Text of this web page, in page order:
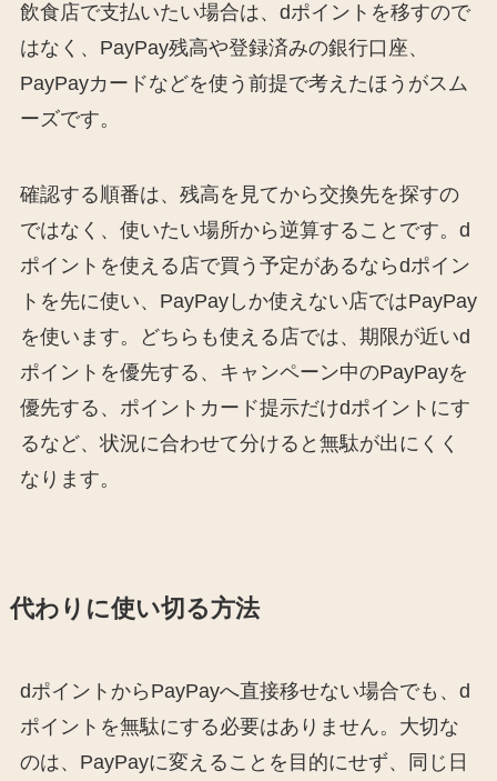
飲食店で支払いたい場合は、dポイントを移すので
はなく、PayPay残高や登録済みの銀行口座、
PayPayカードなどを使う前提で考えたほうがスム
ーズです。
確認する順番は、残高を見てから交換先を探すの
ではなく、使いたい場所から逆算することです。d
ポイントを使える店で買う予定があるならdポイン
トを先に使い、PayPayしか使えない店ではPayPay
を使います。どちらも使える店では、期限が近いd
ポイントを優先する、キャンペーン中のPayPayを
優先する、ポイントカード提示だけdポイントにす
るなど、状況に合わせて分けると無駄が出にくく
なります。
代わりに使い切る方法
dポイントからPayPayへ直接移せない場合でも、d
ポイントを無駄にする必要はありません。大切な
のは、PayPayに変えることを目的にせず、同じ日